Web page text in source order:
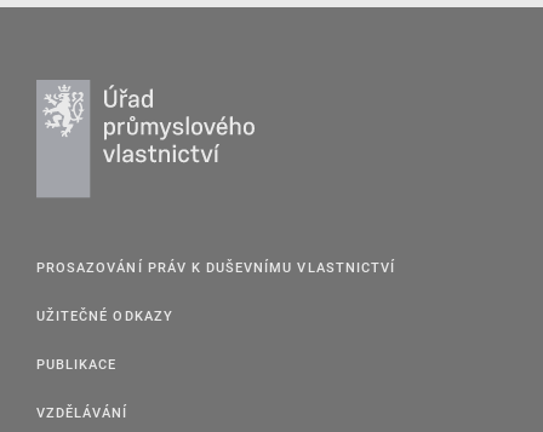
PROSAZOVÁNÍ PRÁV K DUŠEVNÍMU VLASTNICTVÍ
UŽITEČNÉ ODKAZY
PUBLIKACE
VZDĚLÁVÁNÍ